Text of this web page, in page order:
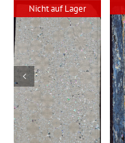
Nicht auf Lager
Abgedeckter
Dünnschliff –
Grünschiefer